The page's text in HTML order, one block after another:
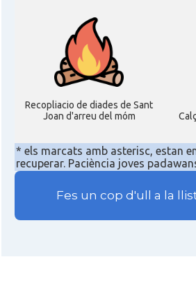
Recopliacio de diades de Sant
Joan d'arreu del móm
* els marcats amb asterisc, estan
recuperar. Paciència joves
Fes un cop d'ull a la